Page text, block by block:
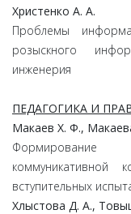
Христенко А. А.
Проблемы
розыскного
инженерия
ПЕДАГОГИКА И
Макаев Х. Ф.,
Формирование
вступительных
Хлыстова Д. А.,